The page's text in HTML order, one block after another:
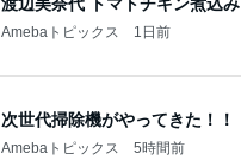
渡辺美奈代 トマトチキン煮込み
Amebaトピックス 1日前
次世代掃除機がやってきた！！
Amebaトピックス 5時間前